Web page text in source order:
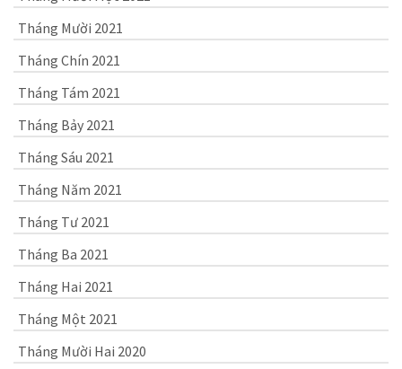
Tháng Mười 2021
Tháng Chín 2021
Tháng Tám 2021
Tháng Bảy 2021
Tháng Sáu 2021
Tháng Năm 2021
Tháng Tư 2021
Tháng Ba 2021
Tháng Hai 2021
Tháng Một 2021
Tháng Mười Hai 2020